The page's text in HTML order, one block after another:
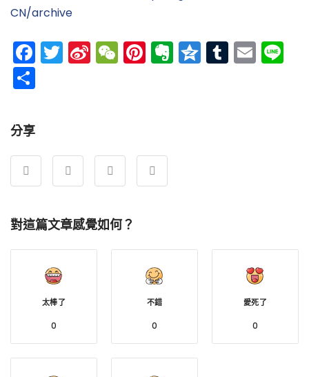
CN/archive
Facebook
Twitter
Sina
Weibo
WeChat
Pinterest
Evernote
Qzone
Tumblr
分享
對這篇文章感覺如何？
太棒了
0
不錯
0
愛死了
0